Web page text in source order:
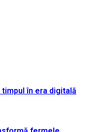
în era digitală